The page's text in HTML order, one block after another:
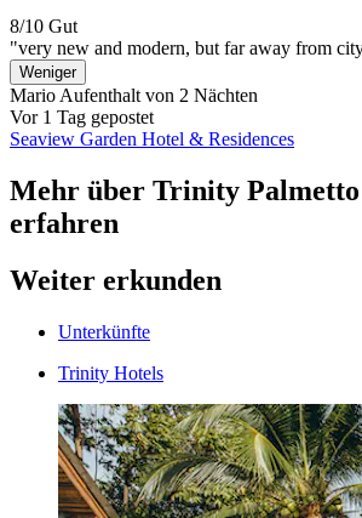
8/10 Gut
"very new and modern, but far away from
Weniger
Mario Aufenthalt von 2 Nächten
Vor 1 Tag gepostet
Seaview Garden Hotel & Residences
Mehr über Trinity
erfahren
Weiter erkunden
Unterkünfte
Trinity Hotels